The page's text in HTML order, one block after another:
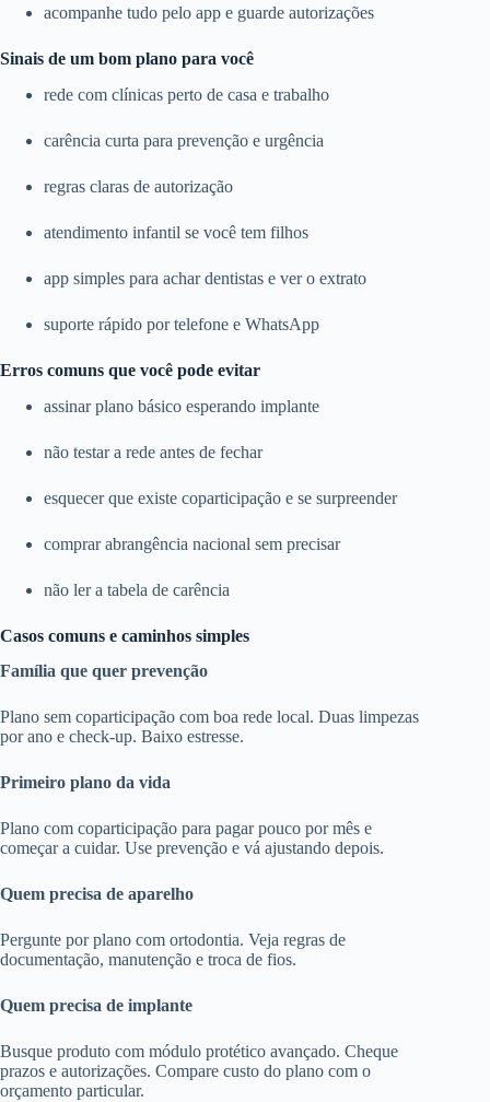
acompanhe tudo pelo app e guarde autorizações
Sinais de um bom plano para você
rede com clínicas perto de casa e trabalho
carência curta para prevenção e urgência
regras claras de autorização
atendimento infantil se você tem filhos
app simples para achar dentistas e ver o extrato
suporte rápido por telefone e WhatsApp
Erros comuns que você pode evitar
assinar plano básico esperando implante
não testar a rede antes de fechar
esquecer que existe coparticipação e se surpreender
comprar abrangência nacional sem precisar
não ler a tabela de carência
Casos comuns e caminhos simples
Família que quer prevenção
Plano sem coparticipação com boa rede local. Duas limpezas
por ano e check-up. Baixo estresse.
Primeiro plano da vida
Plano com coparticipação para pagar pouco por mês e
começar a cuidar. Use prevenção e vá ajustando depois.
Quem precisa de aparelho
Pergunte por plano com ortodontia. Veja regras de
documentação, manutenção e troca de fios.
Quem precisa de implante
Busque produto com módulo protético avançado. Cheque
prazos e autorizações. Compare custo do plano com o
orçamento particular.